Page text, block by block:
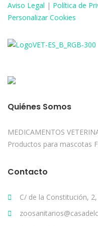
Aviso Legal | Política de
Personalizar Cookies
Quiénes Somos
MEDICAMENTOS
Productos para mascotas
Contacto
C/ de la Constitución,